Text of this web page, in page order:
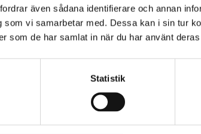
även sådana identifierare och annan
vi samarbetar med. Dessa kan i sin tur
som de har samlat in när du har använt
Statistik